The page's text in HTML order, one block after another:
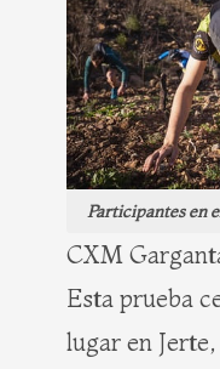
Participantes en
CXM
Esta prueba
lugar en